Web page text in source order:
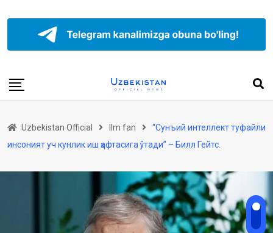
Uzbekistan Official Ilm fan
“Сунъий интеллект туфайли
инсоният уч кунлик иш ҳафтасига ўтади” – Билл Гейтс.